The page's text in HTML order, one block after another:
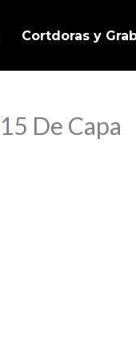
Cortdoras y
De Capa